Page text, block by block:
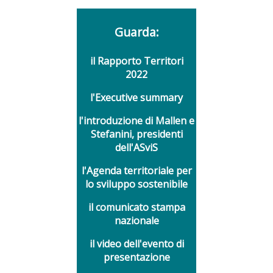
Guarda:
il Rapporto Territori
2022
l'Executive summary
l'introduzione di Mallen e
Stefanini, presidenti
dell'ASviS
l'Agenda territoriale per
lo sviluppo sostenibile
il comunicato stampa
nazionale
il video dell'evento di
presentazione